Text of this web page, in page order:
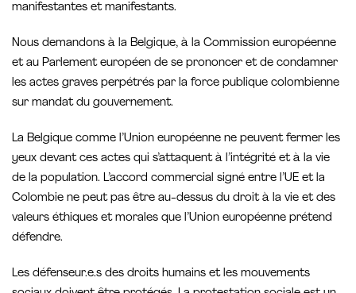
manifestantes et manifestants.
Nous demandons à la Belgique, à la Commission européenne
et au Parlement européen de se prononcer et de condamner
les actes graves perpétrés par la force publique colombienne
sur mandat du gouvernement.
La Belgique comme l’Union européenne ne peuvent fermer les
yeux devant ces actes qui s’attaquent à l’intégrité et à la vie
de la population. L’accord commercial signé entre l’UE et la
Colombie ne peut pas être au-dessus du droit à la vie et des
valeurs éthiques et morales que l’Union européenne prétend
défendre.
Les défenseur.e.s des droits humains et les mouvements